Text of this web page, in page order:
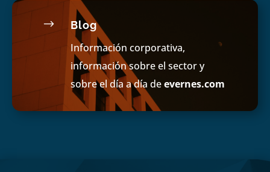
$ Blog
Información corporativa,
información sobre el sector y
sobre el día a día deevernes.com